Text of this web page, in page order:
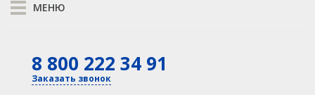
8 800 222 34 91
Заказать звонок
МЕНЮ
КАТАЛОГ
GNSS